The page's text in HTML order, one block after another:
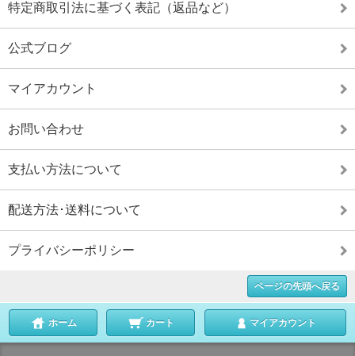
特定商取引法に基づく表記（返品など）
公式ブログ
マイアカウント
お問い合わせ
支払い方法について
配送方法･送料について
プライバシーポリシー
ページの先頭へ戻る
ホーム カート マイアカウント